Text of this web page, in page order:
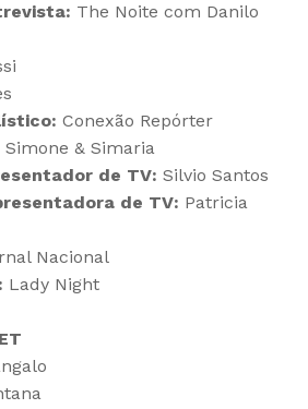
The Noite com Danilo
Conexão Repórter
Simone & Simaria
de TV: Silvio Santos
de TV: Patricia
Nacional
Lady Night